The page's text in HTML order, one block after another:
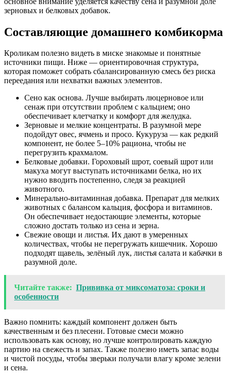
зерновых и белковых добавок.
Составляющие домашнего комбикорма
Кроликам полезно видеть в миске знакомые и понятные
источники пищи. Ниже — ориентировочная структура,
которая поможет собрать сбалансированную смесь без риска
переедания или нехватки важных элементов.
Сено как основа. Лучше выбирать люцерновое или
сенаж при отсутствии проблем с кальцием; оно
обеспечивает клетчатку и комфорт для желудка.
Зерновые и мелкие концентраты. В разумной мере
подойдут овес, ячмень и просо. Кукуруза — как редкий
компонент, не более 5–10% рациона, чтобы не
перегрузить крахмалом.
Белковые добавки. Гороховый шрот, соевый шрот или
макуха могут выступать источниками белка, но их
нужно вводить постепенно, следя за реакцией
животного.
Минерально-витаминная добавка. Препарат для мелких
животных с балансом кальция, фосфора и витаминов.
Он обеспечивает недостающие элементы, которые
сложно достать только из сена и зерна.
Свежие овощи и листья. Их дают в умеренных
количествах, чтобы не перегружать кишечник. Хорошо
подходят щавель, зелёный лук, листья салата и кабачки в
разумной доле.
Читайте также: Прививка от миксоматоза: сроки и
особенности
Важно помнить: каждый компонент должен быть
качественным и без плесени. Готовые смеси можно
использовать как основу, но лучше контролировать каждую
партию на свежесть и запах. Также полезно иметь запас воды
и чистой посуды, чтобы зверьки получали влагу кроме зелени
и сена.